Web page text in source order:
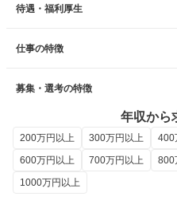
待遇・福利厚生
仕事の特徴
募集・選考の特徴
年収から
200万円以上 300万円以上 400
600万円以上
700万円以上 800
1000万円以上